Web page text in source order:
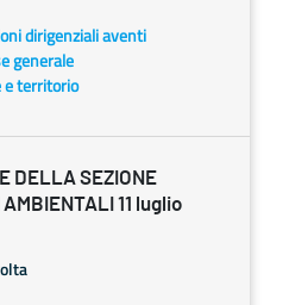
dirigenziali aventi
generale
e territorio
DELLA SEZIONE
11 luglio